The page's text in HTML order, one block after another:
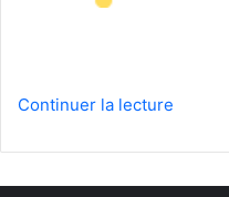
Continuer la lecture